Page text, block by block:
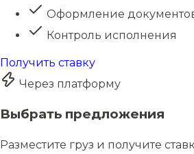
Оформление
Контроль исполнения
Получить ставку
Через платформу
Выбрать предложения
Разместите груз и получите